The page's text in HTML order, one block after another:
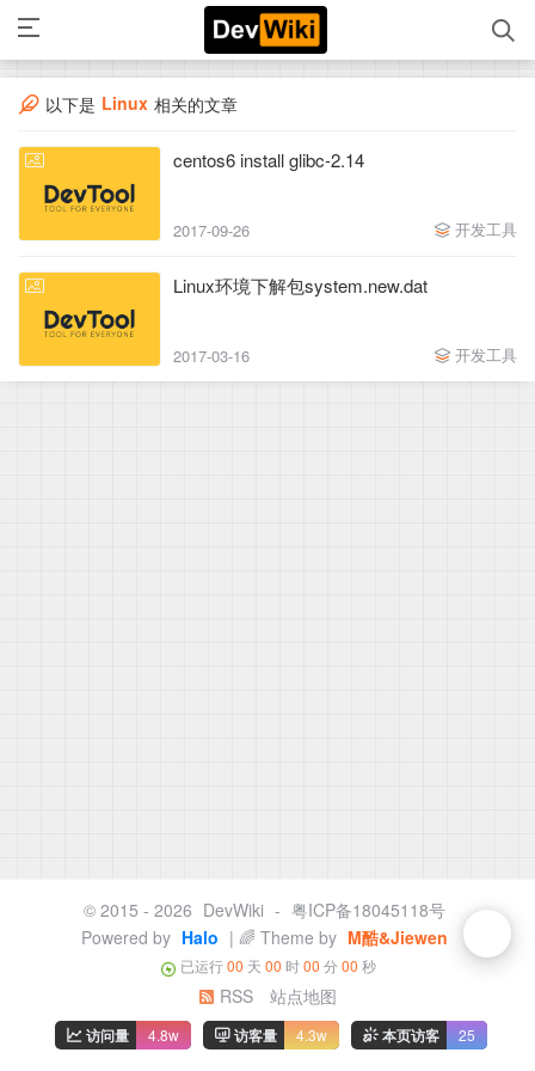
以下是 Linux 相关的文章
centos6 install glibc-2.14
2017-09-26 开发工具
Linux环境下解包system.new.dat
2017-03-16 开发工具
© 2015 - 2026 DevWiki - 粤ICP备18045118号
Powered by Halo | 🌈 Theme by M酷&Jiewen
已运行00 天 00 时00 分 00 秒
RSS 站点地图
访问量 4.8w 访客量 4.3w 本页访客 25